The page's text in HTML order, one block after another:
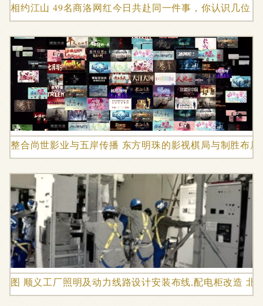
相约江山 49名商洛网红今日共赴同一件事，你认识几位？
整合尚世影业与五岸传播 东方明珠的影视棋局与制胜布局
图 顺义工厂照明及动力线路设计安装布线,配电柜改造 北